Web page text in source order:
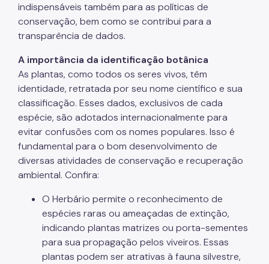
Áreas Protegidas, Áreas Verdes e Espaços Livres
Plano de Ação Climática
Serviços Ambientais
Educação Ambiental
Programas
Resíduos Sólidos
Biblioteca
Ouvidoria Geral
indispensáveis também para as políticas de
conservação, bem como se contribui para a
transparência de dados.
A importância da identificação botânica
As plantas, como todos os seres vivos, têm
identidade, retratada por seu nome científico e sua
classificação. Esses dados, exclusivos de cada
espécie, são adotados internacionalmente para
evitar confusões com os nomes populares. Isso é
fundamental para o bom desenvolvimento de
diversas atividades de conservação e recuperação
ambiental. Confira:
O Herbário permite o reconhecimento de
espécies raras ou ameaçadas de extinção,
indicando plantas matrizes ou porta-sementes
para sua propagação pelos viveiros. Essas
plantas podem ser atrativas à fauna silvestre,